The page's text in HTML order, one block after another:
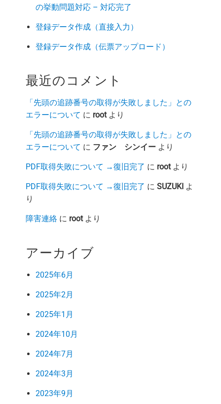
の挙動問題対応 – 対応完了
登録データ作成（直接入力）
登録データ作成（伝票アップロード）
最近のコメント
「先頭の追跡番号の取得が失敗しました」との
エラーについて に rootより
「先頭の追跡番号の取得が失敗しました」との
エラーについて に ファン シンイーより
PDF取得失敗について →復旧完了 に rootより
PDF取得失敗について →復旧完了 に SUZUKI よ
り
障害連絡に rootより
アーカイブ
2025年6月
2025年2月
2025年1月
2024年10月
2024年7月
2024年3月
2023年9月